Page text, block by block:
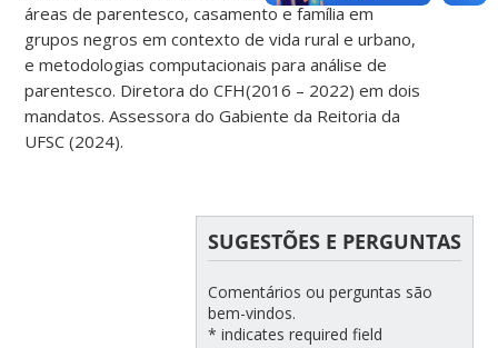
áreas de parentesco, casamento e família em
grupos negros em contexto de vida rural e urbano,
e metodologias computacionais para análise de
parentesco. Diretora do CFH(2016 – 2022) em dois
mandatos. Assessora do Gabiente da Reitoria da
UFSC (2024).
SUGESTÕES E PERGUNTAS
Comentários ou perguntas são
bem-vindos.
* indicates required field